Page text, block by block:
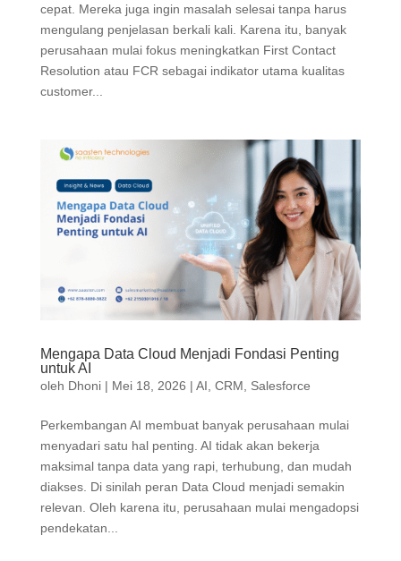
cepat. Mereka juga ingin masalah selesai tanpa harus
mengulang penjelasan berkali kali. Karena itu, banyak
perusahaan mulai fokus meningkatkan First Contact
Resolution atau FCR sebagai indikator utama kualitas
customer...
Mengapa Data Cloud Menjadi Fondasi Penting
untuk AI
oleh Dhoni| Mei 18, 2026 | AI CRM Salesforce
Perkembangan AI membuat banyak perusahaan mulai
menyadari satu hal penting. AI tidak akan bekerja
maksimal tanpa data yang rapi, terhubung, dan mudah
diakses. Di sinilah peran Data Cloud menjadi semakin
relevan. Oleh karena itu, perusahaan mulai mengadopsi
pendekatan...